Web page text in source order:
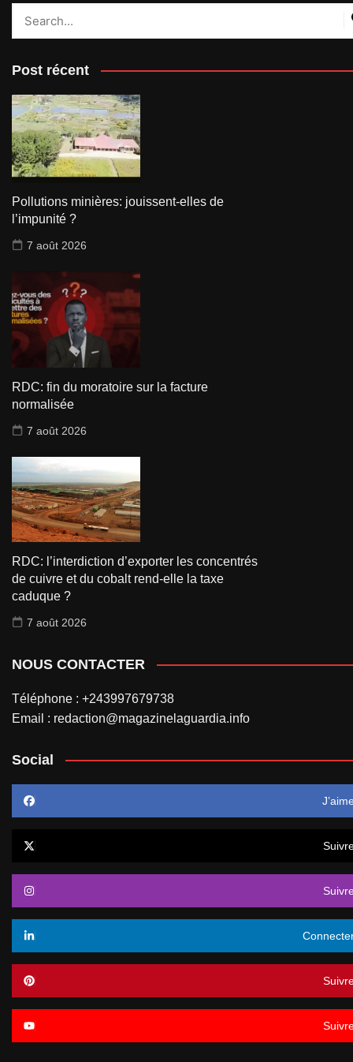
Post récent
Pollutions minières: jouissent-elles de
l’impunité ?
7 août 2026
RDC: fin du moratoire sur la facture
normalisée
7 août 2026
RDC: l’interdiction d’exporter les concentrés
de cuivre et du cobalt rend-elle la taxe
caduque ?
7 août 2026
NOUS CONTACTER
Téléphone : +243997679738
Email : redaction@magazinelaguardia.info
Social